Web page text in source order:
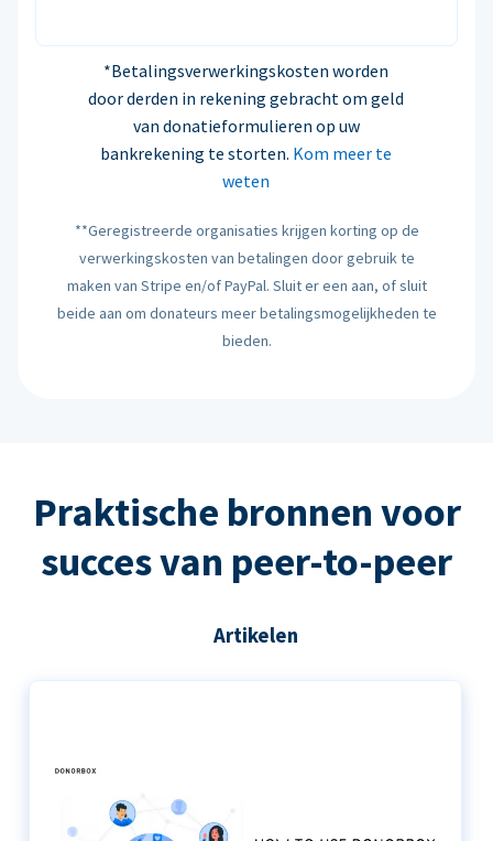
*Betalingsverwerkingskosten worden
door derden in rekening gebracht om geld
van donatieformulieren op uw
bankrekening te storten. Kom meer te
weten
**Geregistreerde organisaties krijgen korting op de
verwerkingskosten van betalingen door gebruik te
maken van Stripe en/of PayPal. Sluit er een aan, of sluit
beide aan om donateurs meer betalingsmogelijkheden te
bieden.
Praktische bronnen voor
succes van peer-to-peer
Artikelen